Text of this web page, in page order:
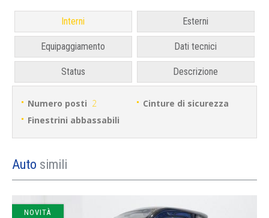
Interni Esterni
Equipaggiamento Dati tecnici
Status Descrizione
Numero posti 2
Cinture di sicurezza
Finestrini abbassabili
Auto simili
NOVITÀ